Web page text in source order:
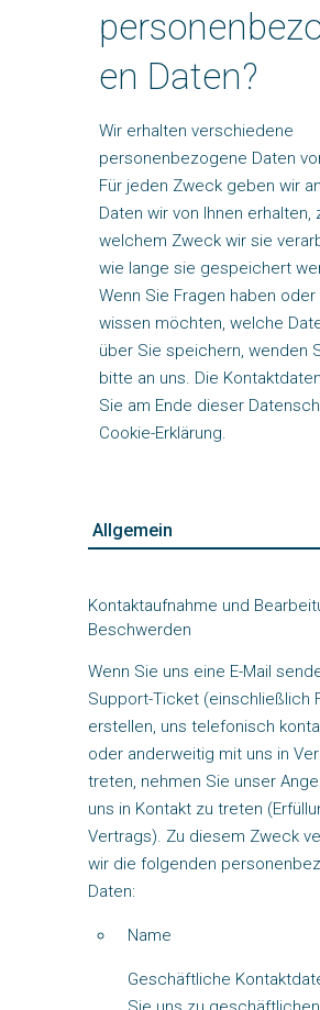
en Daten?
Wir erhalten verschiedene
personenbezogene Daten
Für jeden Zweck geben wir
Daten wir von Ihnen erhalten,
welchem Zweck wir sie
wie lange sie gespeichert
Wenn Sie Fragen haben oder
wissen möchten, welche
über Sie speichern, wenden
bitte an uns. Die
Sie am Ende dieser
Cookie-Erklärung.
Kontaktaufnahme und
Beschwerden
Wenn Sie uns eine E-Mail
Support-Ticket (einschließlich
erstellen, uns telefonisch
oder anderweitig mit uns in
treten, nehmen Sie unser
uns in Kontakt zu treten
Vertrags). Zu diesem Zweck
wir die folgenden
Daten:
Name
Geschäftliche